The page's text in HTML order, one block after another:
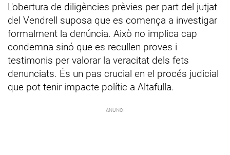
L'obertura de diligències prèvies per part del jutjat
del Vendrell suposa que es comença a investigar
formalment la denúncia. Això no implica cap
condemna sinó que es recullen proves i
testimonis per valorar la veracitat dels fets
denunciats. És un pas crucial en el procés judicial
que pot tenir impacte polític a Altafulla.